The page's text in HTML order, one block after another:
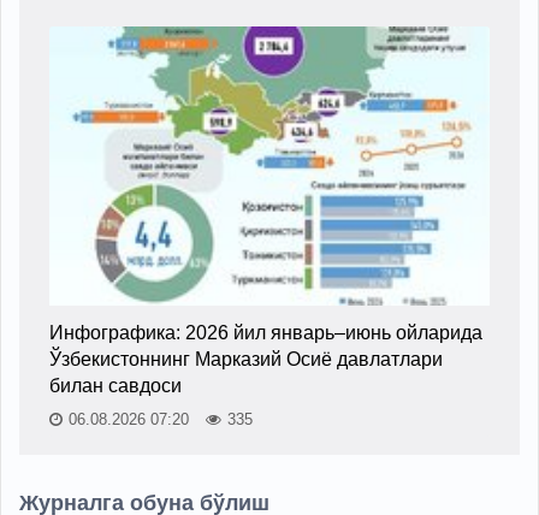
Инфографика: 2026 йил январь–июнь ойларида
Ўзбекистоннинг Марказий Осиё давлатлари
билан савдоси
06.08.2026 07:20 335
Журналга обуна бўлиш